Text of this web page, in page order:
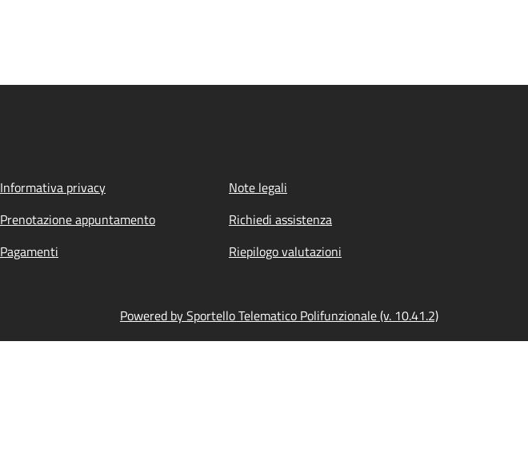
Informativa privacy
Note legali
Prenotazione appuntamento
Richiedi assistenza
Pagamenti
Riepilogo valutazioni
Powered by Sportello Telematico Polifunzionale (v. 10.41.2)